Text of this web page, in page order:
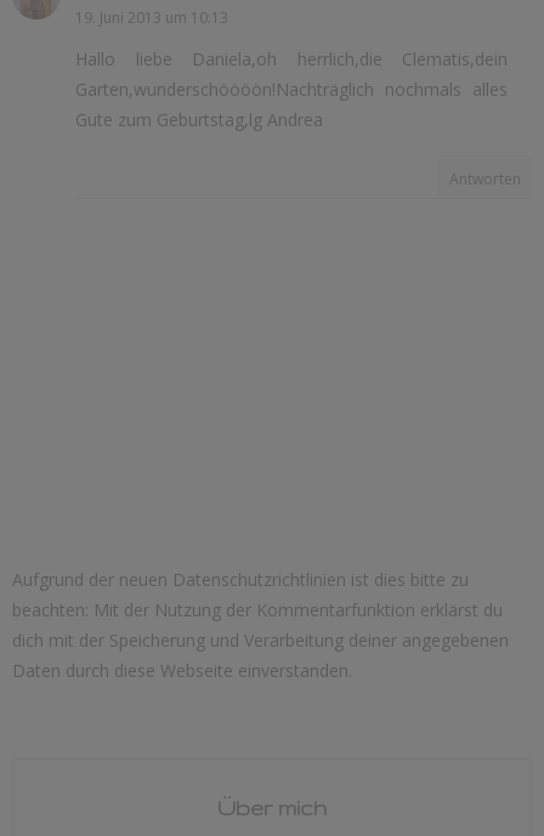
19. Juni 2013 um 10:13
Hallo liebe Daniela,oh herrlich,die Clematis,dein
Garten,wunderschöööön!Nachträglich nochmals alles
Gute zum Geburtstag,lg Andrea
Antworten
Aufgrund der neuen Datenschutzrichtlinien ist dies bitte zu
beachten: Mit der Nutzung der Kommentarfunktion erklärst du
dich mit der Speicherung und Verarbeitung deiner angegebenen
Daten durch diese Webseite einverstanden.
Über mich